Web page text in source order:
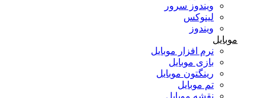
ویندوز سرور
لینوکس
ویندوز
موبایل
نرم افزار موبایل
بازی موبایل
رینگتون موبایل
تم موبایل
نقشه موبایل